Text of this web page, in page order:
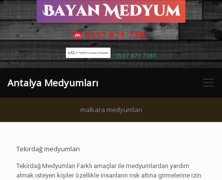
:0537 871 7381
: 0537 871 7381
Antalya Medyumları
malkara medyumları
Tekirdağ medyumları
Tekirdağ Medyumları Farklı amaçlar ile medyumlardan yardım
almak isteyen kişiler özellikle insanların risk altına girmelerine izin